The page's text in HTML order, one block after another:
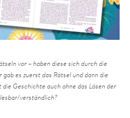
vor – haben diese sich durch die
es zuerst das Rätsel und dann die
Geschichte auch ohne das Lösen der
verständlich?